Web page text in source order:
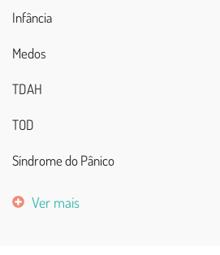
Infância
Medos
TDAH
TOD
Síndrome do Pânico
Ver mais